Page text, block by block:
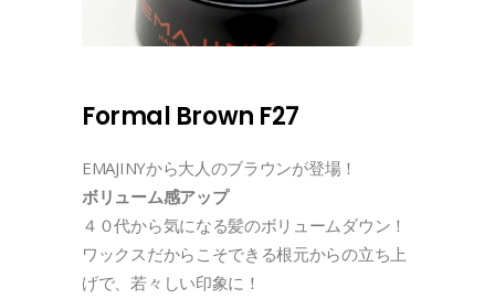
Formal Brown F27
EMAJINYから大人のブラウンが登場！
ボリューム感アップ
４０代から気になる髪のボリュームダウン！
ワックスだからこそできる根元からの立ち上
げで、若々しい印象に！